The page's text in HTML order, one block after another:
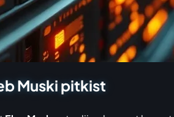
Muski pitkist